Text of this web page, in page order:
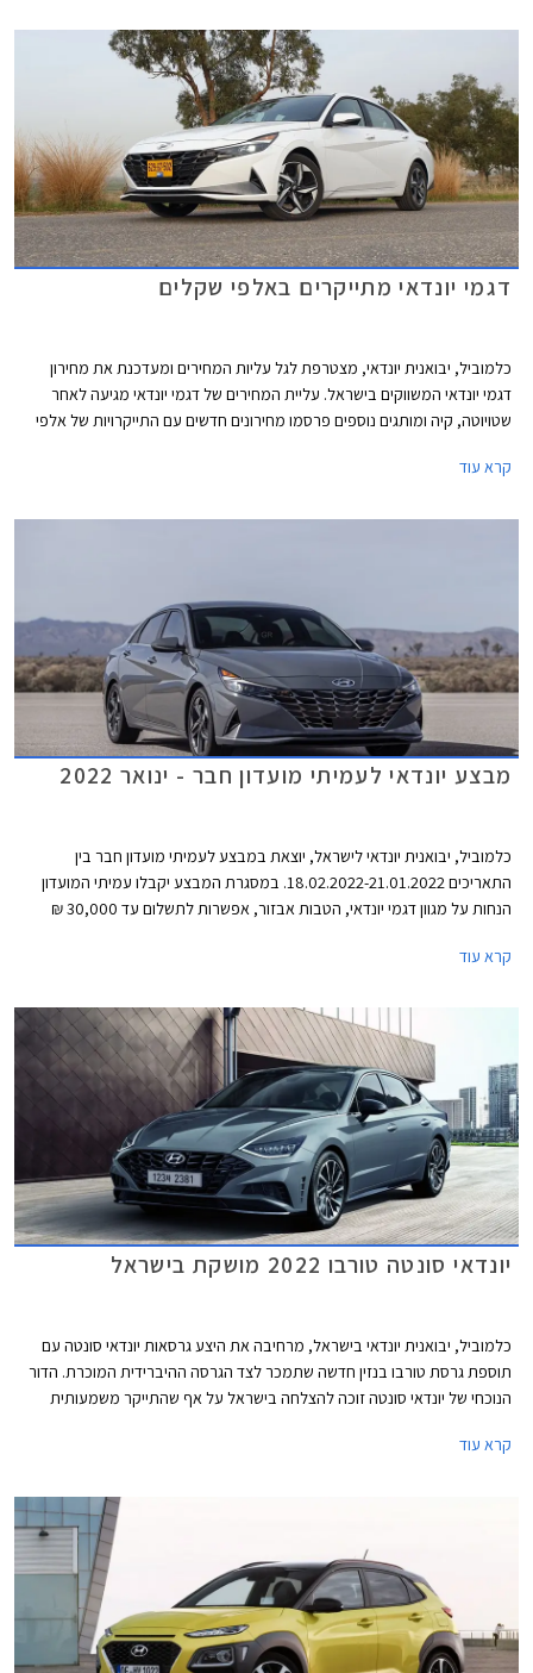
דמוי קופה שהתבטא גם בזנב קצרצר ומעוצב.
דגמי יונדאי מתייקרים באלפי שקלים
כלמוביל, יבואנית יונדאי, מצטרפת לגל עליות המחירים ומעדכנת את מחירון
דגמי יונדאי המשווקים בישראל. עליית המחירים של דגמי יונדאי מגיעה לאחר
שטויוטה, קיה ומותגים נוספים פרסמו מחירונים חדשים עם התייקרויות של אלפי
קרא עוד
מבצע יונדאי לעמיתי מועדון חבר - ינואר 2022
כלמוביל, יבואנית יונדאי לישראל, יוצאת במבצע לעמיתי מועדון חבר בין
התאריכים 18.02.2022-21.01.2022. במסגרת המבצע יקבלו עמיתי המועדון
הנחות על מגוון דגמי יונדאי, הטבות אבזור, אפשרות לתשלום עד 30,000 ₪
ריבית אטרקטיביים. בנוסף תוצע הלוואה בתנאים מועדפים במסגרת תכנית
ייערך בכל אולמות התצוגה של יונדאי ברחבי הארץ.
קרא עוד
יונדאי סונטה טורבו 2022 מושקת בישראל
כלמוביל, יבואנית יונדאי בישראל, מרחיבה את היצע גרסאות יונדאי סונטה עם
תוספת גרסת טורבו בנזין חדשה שתמכר לצד הגרסה ההיברידית המוכרת. הדור
הנוכחי של יונדאי סונטה זוכה להצלחה בישראל על אף שהתייקר משמעותית
קרא עוד